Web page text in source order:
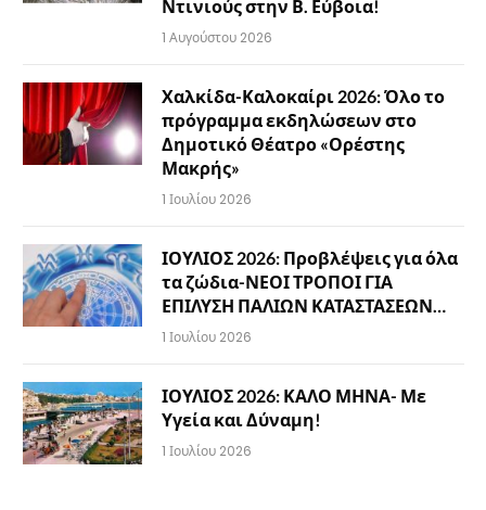
Ντινιούς στην Β. Εύβοια!
1 Αυγούστου 2026
Χαλκίδα-Καλοκαίρι 2026: Όλο το
πρόγραμμα εκδηλώσεων στο
Δημοτικό Θέατρο «Ορέστης
Μακρής»
1 Ιουλίου 2026
ΙΟΥΛΙΟΣ 2026: Προβλέψεις για όλα
τα ζώδια-ΝΕΟΙ ΤΡΟΠΟΙ ΓΙΑ
ΕΠΙΛΥΣΗ ΠΑΛΙΩΝ ΚΑΤΑΣΤΑΣΕΩΝ…
1 Ιουλίου 2026
ΙΟΥΛΙΟΣ 2026: ΚΑΛΟ ΜΗΝΑ- Με
Υγεία και Δύναμη!
1 Ιουλίου 2026